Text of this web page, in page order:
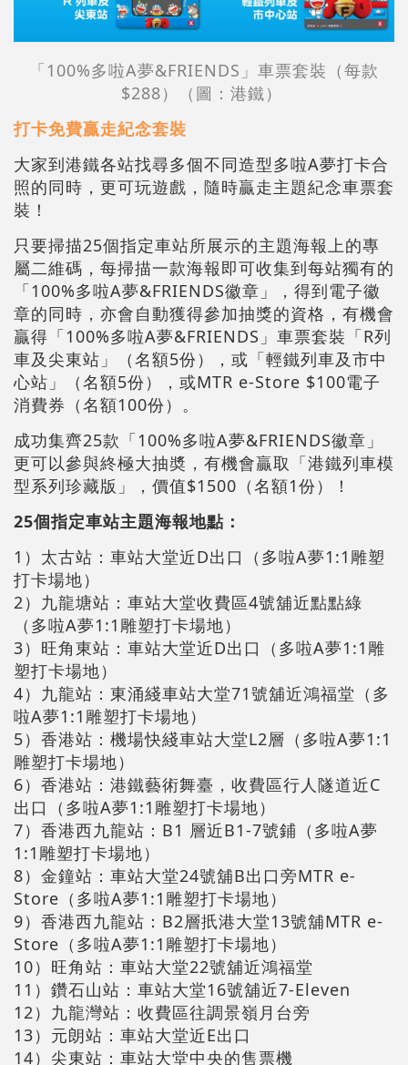
「100%多啦A夢&FRIENDS」車票套裝（每款
$288）（圖：港鐵）
打卡免費贏走紀念套裝
大家到港鐵各站找尋多個不同造型多啦A夢打卡合
照的同時，更可玩遊戲，隨時贏走主題紀念車票套
裝！
只要掃描25個指定車站所展示的主題海報上的專
屬二維碼，每掃描一款海報即可收集到每站獨有的
「100%多啦A夢&FRIENDS徽章」，得到電子徽
章的同時，亦會自動獲得參加抽獎的資格，有機會
贏得「100%多啦A夢&FRIENDS」車票套裝「R列
車及尖東站」（名額5份），或「輕鐵列車及市中
心站」（名額5份），或MTR e-Store $100電子
消費券（名額100份）。
成功集齊25款「100%多啦A夢&FRIENDS徽章」
更可以參與終極大抽奬，有機會贏取「港鐵列車模
型系列珍藏版」，價值$1500（名額1份）！
25個指定車站主題海報地點：
1）太古站：車站大堂近D出口（多啦A夢1:1雕塑
打卡場地）
2）九龍塘站：車站大堂收費區4號舖近點點綠
（多啦A夢1:1雕塑打卡場地）
3）旺角東站：車站大堂近D出口（多啦A夢1:1雕
塑打卡場地）
4）九龍站：東涌綫車站大堂71號舖近鴻福堂（多
啦A夢1:1雕塑打卡場地）
5）香港站：機場快綫車站大堂L2層（多啦A夢1:1
雕塑打卡場地）
6）香港站：港鐵藝術舞臺，收費區行人隧道近C
出口（多啦A夢1:1雕塑打卡場地）
7）香港西九龍站：B1 層近B1-7號鋪（多啦A夢
1:1雕塑打卡場地）
8）金鐘站：車站大堂24號舖B出口旁MTR e-
Store（多啦A夢1:1雕塑打卡場地）
9）香港西九龍站：B2層扺港大堂13號舖MTR e-
Store（多啦A夢1:1雕塑打卡場地）
10）旺角站：車站大堂22號舖近鴻福堂
11）鑽石山站：車站大堂16號舖近7-Eleven
12）九龍灣站：收費區往調景嶺月台旁
13）元朗站：車站大堂近E出口
14）尖東站：車站大堂中央的售票機